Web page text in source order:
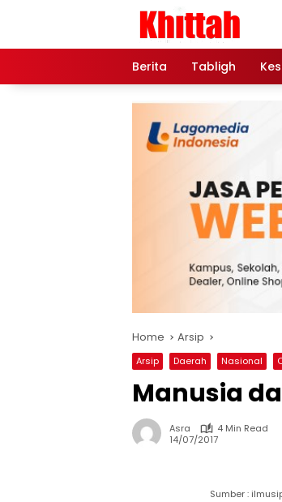
Berita Tabligh
Home Arsip
Arsip Daerah Nasional
Manusia
Asra
4 Min Read
14/07/2017
Sumber :